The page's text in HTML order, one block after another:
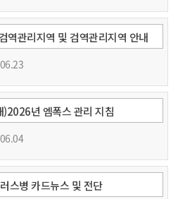
역관리지역 및 검역관리지역 안내
)2026년 엠폭스 관리 지침
스병 카드뉴스 및 전단